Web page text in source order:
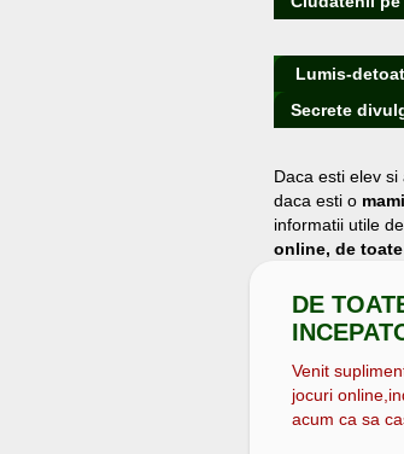
Lumis-
Secrete
Daca esti elev
daca esti o
informatii utile
online, de
DE
Venit
jocuri
acum ca sa